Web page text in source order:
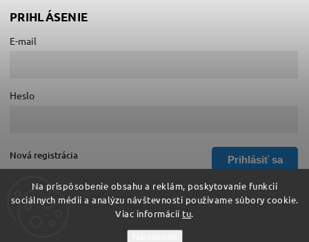
Na prispôsobenie obsahu a reklám, poskytovanie funkcií
sociálnych médií a analýzu návštevnosti používame súbory cookie.
Viac informácií tu.
PRIHLÁSENIE
E-mail
Heslo
Prihlásiť sa
Nová registrácia
Zabudnuté heslo
Hurá do školy. Všetky práva vyhradené.